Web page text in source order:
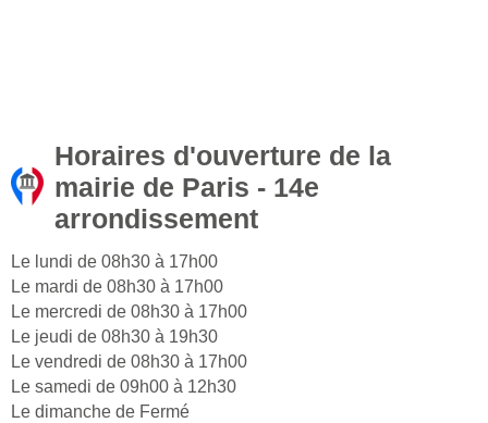
Horaires d'ouverture de la
mairie de Paris - 14e
arrondissement
Le lundi de 08h30 à 17h00
Le mardi de 08h30 à 17h00
Le mercredi de 08h30 à 17h00
Le jeudi de 08h30 à 19h30
Le vendredi de 08h30 à 17h00
Le samedi de 09h00 à 12h30
Le dimanche de Fermé